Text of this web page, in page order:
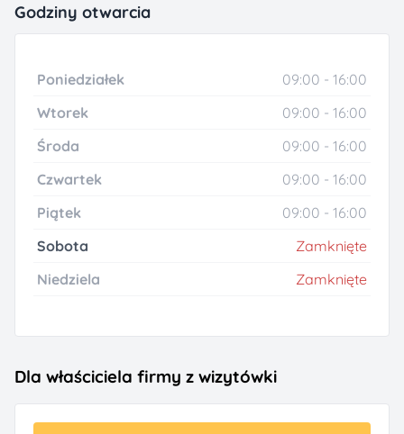
Godziny otwarcia
Poniedziałek
09:00 - 16:00
Wtorek
09:00 - 16:00
Środa
09:00 - 16:00
Czwartek
09:00 - 16:00
Piątek
09:00 - 16:00
Sobota
Zamknięte
Niedziela
Zamknięte
Dla właściciela firmy z wizytówki